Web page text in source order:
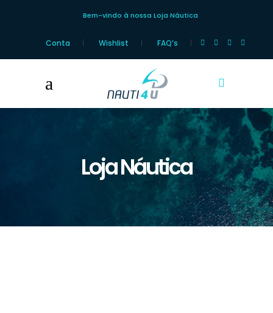
Bem-vindo à nossa Loja Náutica
Conta Wishlist FAQ’s
Loja Náutica